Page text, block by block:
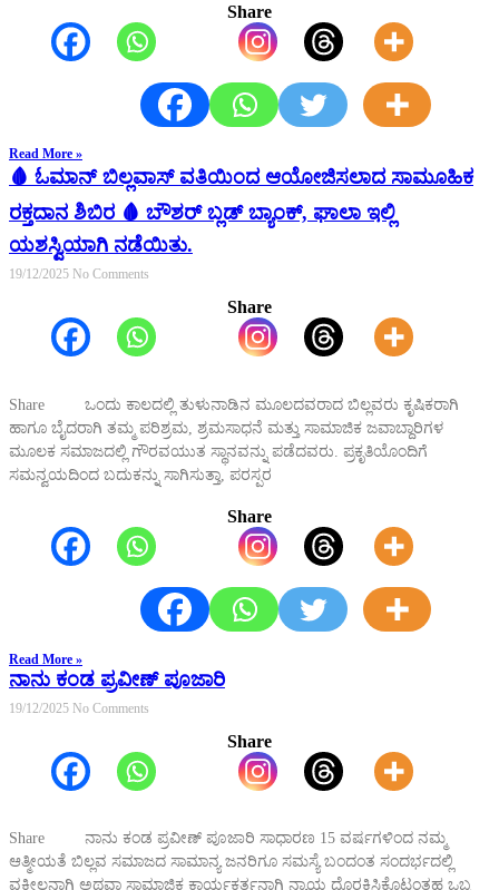
Share
Read More »
🩸 ಓಮಾನ್ ಬಿಲ್ಲವಾಸ್ ವತಿಯಿಂದ ಆಯೋಜಿಸಲಾದ ಸಾಮೂಹಿಕ
ರಕ್ತದಾನ ಶಿಬಿರ 🩸 ಬೌಶರ್ ಬ್ಲಡ್ ಬ್ಯಾಂಕ್, ಘಾಲಾ ಇಲ್ಲಿ
ಯಶಸ್ವಿಯಾಗಿ ನಡೆಯಿತು.
19/12/2025 No Comments
Share
Share ಒಂದು ಕಾಲದಲ್ಲಿ ತುಳುನಾಡಿನ ಮೂಲದವರಾದ ಬಿಲ್ಲವರು ಕೃಷಿಕರಾಗಿ
ಹಾಗೂ ಬೈದರಾಗಿ ತಮ್ಮ ಪರಿಶ್ರಮ, ಶ್ರಮಸಾಧನೆ ಮತ್ತು ಸಾಮಾಜಿಕ ಜವಾಬ್ದಾರಿಗಳ
ಮೂಲಕ ಸಮಾಜದಲ್ಲಿ ಗೌರವಯುತ ಸ್ಥಾನವನ್ನು ಪಡೆದವರು. ಪ್ರಕೃತಿಯೊಂದಿಗೆ
ಸಮನ್ವಯದಿಂದ ಬದುಕನ್ನು ಸಾಗಿಸುತ್ತಾ, ಪರಸ್ಪರ
Share
Read More »
ನಾನು ಕಂಡ ಪ್ರವೀಣ್ ಪೂಜಾರಿ
19/12/2025 No Comments
Share
Share ನಾನು ಕಂಡ ಪ್ರವೀಣ್ ಪೂಜಾರಿ ಸಾಧಾರಣ 15 ವರ್ಷಗಳಿಂದ ನಮ್ಮ
ಆತ್ಮೀಯತೆ ಬಿಲ್ಲವ ಸಮಾಜದ ಸಾಮಾನ್ಯ ಜನರಿಗೂ ಸಮಸ್ಯೆ ಬಂದಂತ ಸಂದರ್ಭದಲ್ಲಿ
ವಕೀಲನಾಗಿ ಅಥವಾ ಸಾಮಾಜಿಕ ಕಾರ್ಯಕರ್ತನಾಗಿ ನ್ಯಾಯ ದೊರಕಿಸಿಕೊಟ್ಟಂತಹ ಒಬ್ಬ